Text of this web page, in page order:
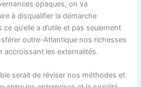
opaques, on va
à disqualifier la démarche
qu’elle a d’utile et pas seulement
outre-Atlantique nos richesses
accroissant les externalités.
serait de réviser nos méthodes et